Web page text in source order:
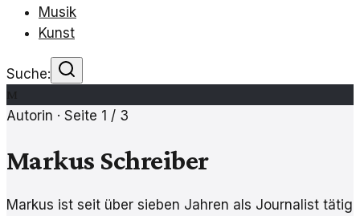
Musik
Kunst
Suche:
M
Autorin · Seite 1 / 3
Markus Schreiber
Markus ist seit über sieben Jahren als Journalist tätig